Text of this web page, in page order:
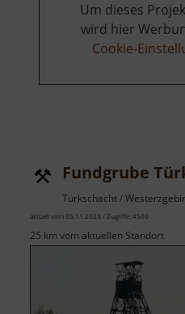
Um dieses
wird hier
Cookie-
Fundgrube
Türkschacht /
aktuell vom 05.11.2023 / Zugriffe: 4500
25 km vom aktuellen Standort